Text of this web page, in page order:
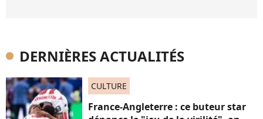
DERNIÈRES ACTUALITÉS
CULTURE
France-Angleterre : ce buteur star